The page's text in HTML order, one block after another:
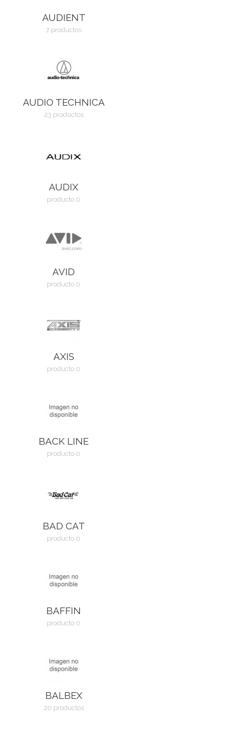
AUDIENT
7 productos
AUDIO TECHNICA
23 productos
AUDIX
producto 0
AVID
producto 0
AXIS
producto 0
BACK LINE
producto 0
BAD CAT
producto 0
BAFFIN
producto 0
BALBEX
20 productos